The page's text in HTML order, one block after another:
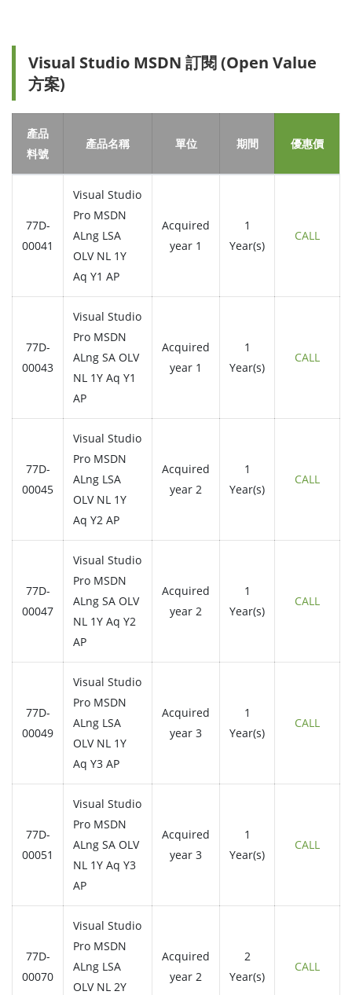
Visual Studio MSDN 訂閱 (Open Value
方案)
產品
料號
產品名稱 單位 期間 優惠價
77D-
00041
Visual Studio
Pro MSDN
ALng LSA
OLV NL 1Y
Aq Y1 AP
Acquired
year 1
1
Year(s)
CALL
77D-
00043
Visual Studio
Pro MSDN
ALng SA OLV
NL 1Y Aq Y1
AP
Acquired
year 1
1
Year(s)
CALL
77D-
00045
Visual Studio
Pro MSDN
ALng LSA
OLV NL 1Y
Aq Y2 AP
Acquired
year 2
1
Year(s)
CALL
77D-
00047
Visual Studio
Pro MSDN
ALng SA OLV
NL 1Y Aq Y2
AP
Acquired
year 2
1
Year(s)
CALL
77D-
00049
Visual Studio
Pro MSDN
ALng LSA
OLV NL 1Y
Aq Y3 AP
Acquired
year 3
1
Year(s)
CALL
77D-
00051
Visual Studio
Pro MSDN
ALng SA OLV
NL 1Y Aq Y3
AP
Acquired
year 3
1
Year(s)
CALL
77D-
00070
Visual Studio
Pro MSDN
ALng LSA
OLV NL 2Y
Acquired
year 2
2
Year(s)
CALL